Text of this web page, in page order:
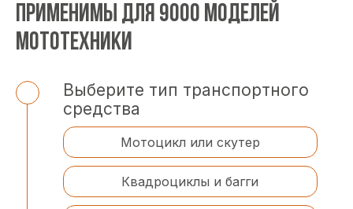
ПРИМЕНИМЫ ДЛЯ 9000 МОДЕЛЕЙ
МОТОТЕХНИКИ
Выберите тип транспортного
средства
Мотоцикл или скутер
Квадроциклы и багги